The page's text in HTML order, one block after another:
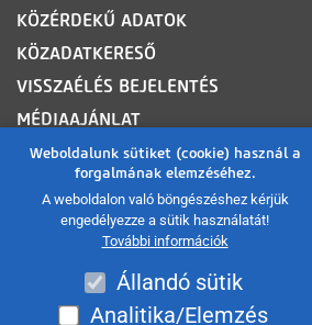
Weboldalunk sütiket (cookie) használ a
forgalmának elemzéséhez.
A weboldalon való böngészéshez kérjük
engedélyezze a sütik használatát!
További információk
Állandó sütik
Analitika/Elemzés
KÖZÉRDEKŰ ADATOK
KÖZADATKERESŐ
VISSZAÉLÉS BEJELENTÉS
MÉDIAAJÁNLAT
OLDALTÉRKÉP
ROVATOK
A MISKOLC TV KORÁBBI